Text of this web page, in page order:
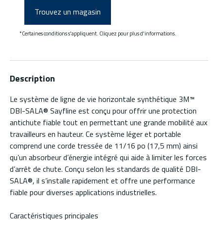
Trouvez un magasin
*Certaines conditions s'appliquent. Cliquez pour plus d'informations.
Description
Le système de ligne de vie horizontale synthétique 3M™
DBI-SALA® Sayfline est conçu pour offrir une protection
antichute fiable tout en permettant une grande mobilité aux
travailleurs en hauteur. Ce système léger et portable
comprend une corde tressée de 11/16 po (17,5 mm) ainsi
qu’un absorbeur d’énergie intégré qui aide à limiter les forces
d’arrêt de chute. Conçu selon les standards de qualité DBI-
SALA®, il s’installe rapidement et offre une performance
fiable pour diverses applications industrielles.
Caractéristiques principales